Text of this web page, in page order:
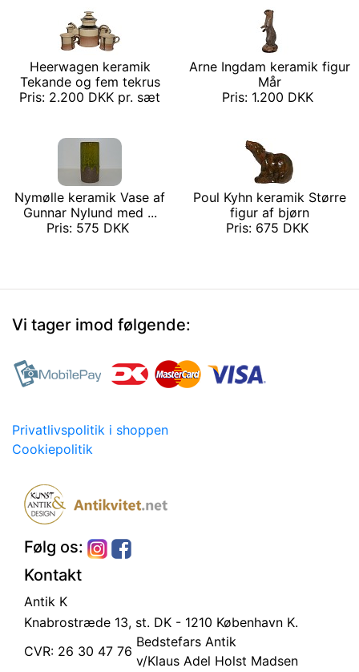
Heerwagen keramik
Tekande og fem tekrus
Pris: 2.200 DKK pr. sæt
Arne Ingdam keramik figur
Mår
Pris: 1.200 DKK
Nymølle keramik Vase af
Gunnar Nylund med ...
Pris: 575 DKK
Poul Kyhn keramik Større
figur af bjørn
Pris: 675 DKK
Vi tager imod følgende:
Privatlivspolitik i shoppen
Cookiepolitik
Følg os:
Kontakt
Antik K
Knabrostræde 13, st. DK - 1210 København K.
CVR: 26 30 47 76
Bedstefars Antik
v/Klaus Adel Holst Madsen